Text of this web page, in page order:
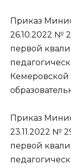
Приказ
26.10.2022 №
первой
Кемеровской
Приказ
23.11.2022 №
первой